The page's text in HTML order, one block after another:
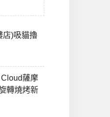
店)吸貓擼
薩摩
轉燒烤新